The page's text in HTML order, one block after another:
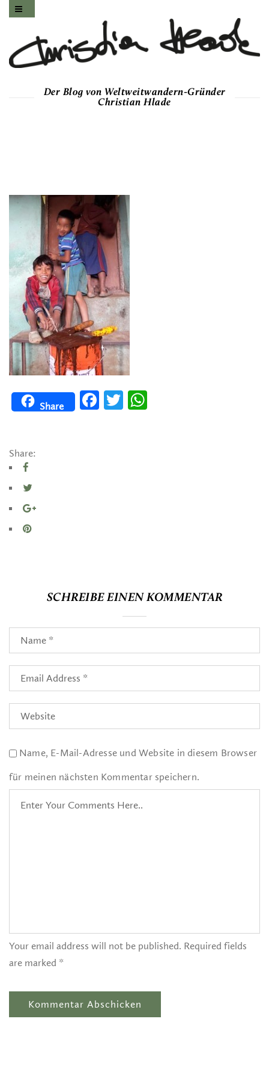
Der Blog von Weltweitwandern-Gründer
Christian Hlade
Share
FacebookTwitter
Share:
SCHREIBE EINEN KOMMENTAR
Name, E-Mail-Adresse und Website in diesem Browser
für meinen nächsten Kommentar speichern.
Your email address will not be published. Required fields
are marked *